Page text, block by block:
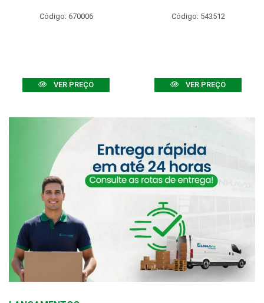
Código: 670006
VER PREÇO
Código: 543512
VER PREÇO